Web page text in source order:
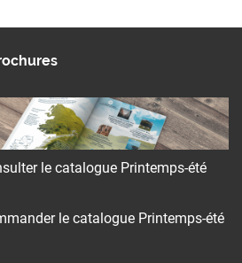
le catalogue Printemps-été
le catalogue Printemps-été